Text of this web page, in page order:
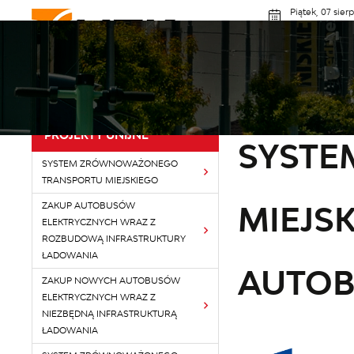
Przejdź do menu.
Przejdź do wyszukiwarki.
Przejdź do treści.
Przejdź do ustawień wielkości czcionki.
Włącz wersję kontrastową strony. Piątek, 07
MZK GORZÓW
Powróć do: Projekty Unijne Strona główna
PROJEKTY UNIJNE
SYSTEM ZRÓWNOWAŻONEGO
TRANSPORTU MIEJSKIEGO
ZAKUP AUTOBUSÓW
ELEKTRYCZNYCH WRAZ Z
ROZBUDOWĄ INFRASTRUKTURY
ŁADOWANIA
ZAKUP NOWYCH AUTOBUSÓW
ELEKTRYCZNYCH WRAZ Z
NIEZBĘDNĄ INFRASTRUKTURĄ
ŁADOWANIA